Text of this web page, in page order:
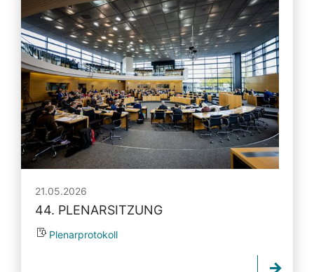
21.05.2026
44. PLENARSITZUNG
Plenarprotokoll